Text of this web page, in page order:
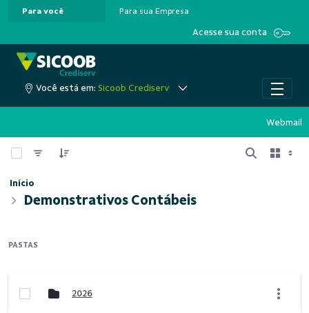
Pular para o Conteúdo principal
Para você Para sua Empresa
Acesse sua conta
Você está em: Sicoob Crediserv
Webmail
0 de 8 Itens selecionados
Início
Demonstrativos Contábeis
PASTAS
2026